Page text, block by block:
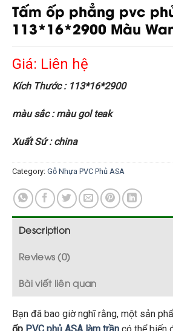
Tấm ốp phẳng pvc
113*16*2900 Màu
Giá: Liên hệ
Kích Thước : 113*16*2900
màu sắc : màu gol teak
Xuất Sứ : china
Category: Gỗ Nhựa PVC Phủ ASA
Description
Reviews (0)
Bài viết liên quan
Bạn đã bao giờ nghĩ rằng, một sản